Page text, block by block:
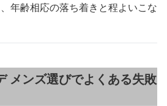
年齢相応の落ち着きと程よいこな
メンズ選びでよくある失敗